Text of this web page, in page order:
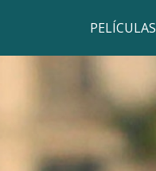
PELÍCULAS